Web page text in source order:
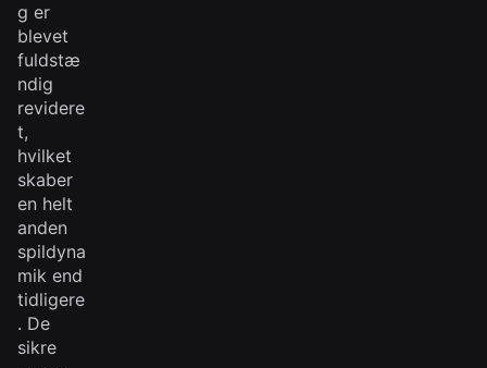
g er
blevet
fuldstæ
ndig
revidere
t,
hvilket
skaber
en helt
anden
spildyna
mik end
tidligere
. De
sikre